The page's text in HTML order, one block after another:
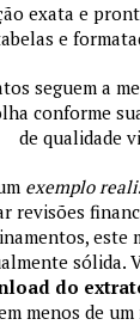
exata e
e
seguem a
conforme
de qualidade
exemplo
revisões
este
sólida.
do
menos de